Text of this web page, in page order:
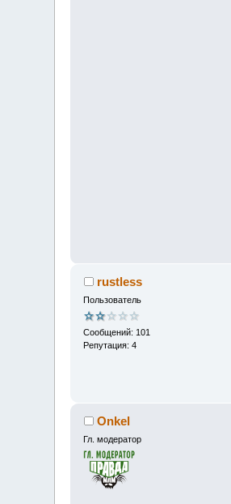
rustless
Пользователь
Сообщений: 101
Репутация: 4
Onkel
Гл. модератор